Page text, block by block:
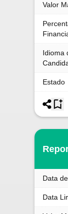
Valor
Idioma
Estado
Data
Data